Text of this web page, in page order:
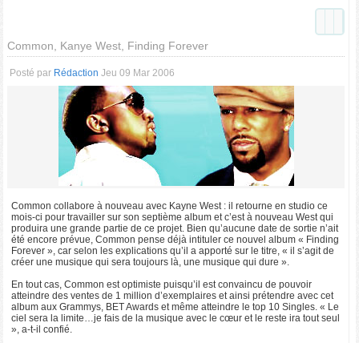
Common, Kanye West, Finding Forever
Posté par Rédaction Jeu 09 Mar 2006
Common collabore à nouveau avec Kayne West : il retourne en studio ce
mois-ci pour travailler sur son septième album et c’est à nouveau West qui
produira une grande partie de ce projet. Bien qu’aucune date de sortie n’ait
été encore prévue, Common pense déjà intituler ce nouvel album « Finding
Forever », car selon les explications qu’il a apporté sur le titre, « il s’agit de
créer une musique qui sera toujours là, une musique qui dure ».
En tout cas, Common est optimiste puisqu’il est convaincu de pouvoir
atteindre des ventes de 1 million d’exemplaires et ainsi prétendre avec cet
album aux Grammys, BET Awards et même atteindre le top 10 Singles. « Le
ciel sera la limite…je fais de la musique avec le cœur et le reste ira tout seul
», a-t-il confié.